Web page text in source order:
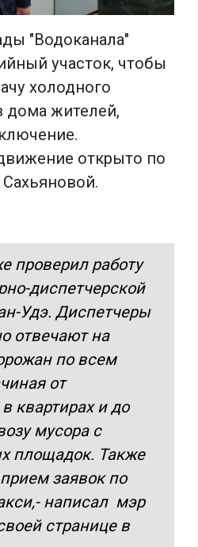
"Водоканала"
участок, чтобы
холодного
дома жителей,
открыто по
проверил работу
диспетчерской
Удэ. Диспетчеры
отвечают на
по всем
от
квартирах и до
мусора с
площадок. Также
заявок по
написал мэр
странице в